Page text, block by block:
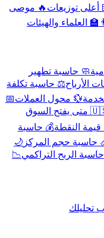
توزيعات🔥 موصى
العلماء والهيئات
🧼 حاسبة تطهير
الأرباح⚖️ حاسبة تكلفة
💱 محول العملات📅
🇺🇸 متى يفتح السوق
النقطة💰 حاسبة
حاسبة حجم المركز 🌙
الربح التراكمي 📉
تحليلك